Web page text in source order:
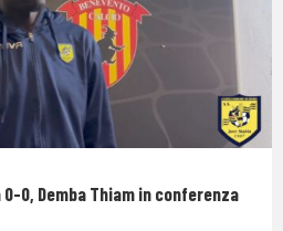
0, Demba Thiam in conferenza